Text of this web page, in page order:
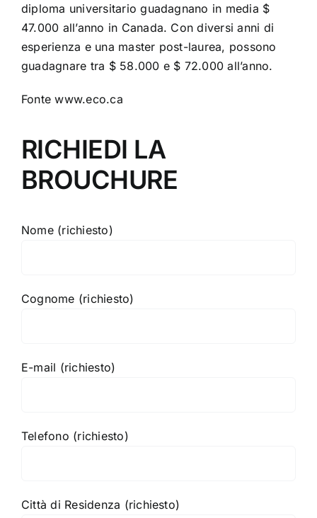
diploma universitario guadagnano in media $
47.000 all’anno in Canada. Con diversi anni di
esperienza e una master post-laurea, possono
guadagnare tra $ 58.000 e $ 72.000 all’anno.
Fonte www.eco.ca
RICHIEDI LA
BROUCHURE
Nome (richiesto)
Cognome (richiesto)
E-mail (richiesto)
Telefono (richiesto)
Città di Residenza (richiesto)